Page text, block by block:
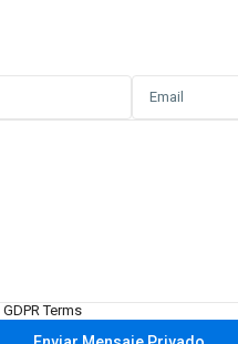
GDPR Terms